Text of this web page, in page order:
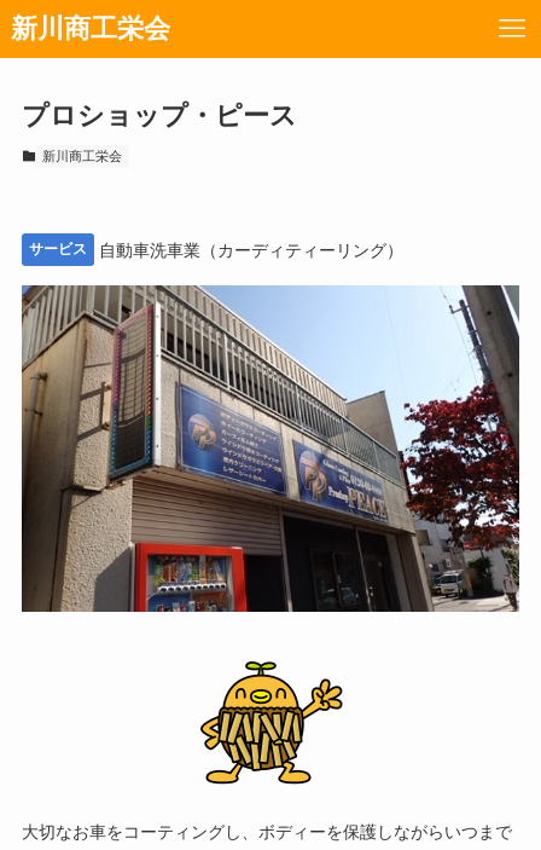
新川商工栄会
プロショップ・ピース
新川商工栄会
サービス 自動車洗車業（カーディティーリング）
大切なお車をコーティングし、ボディーを保護しながらいつまで